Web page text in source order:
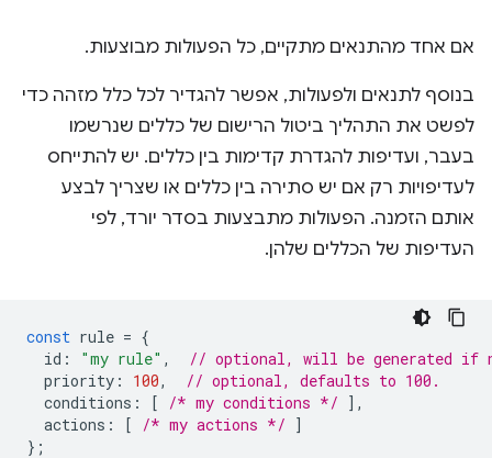
אם אחד מהתנאים מתקיים, כל הפעולות מבוצעות.
בנוסף לתנאים ולפעולות, אפשר להגדיר לכל כלל מזהה כדי
לפשט את התהליך ביטול הרישום של כללים שנרשמו
בעבר, ועדיפות להגדרת קדימות בין כללים. יש להתייחס
לעדיפויות רק אם יש סתירה בין כללים או שצריך לבצע
אותם הזמנה. הפעולות מתבצעות בסדר יורד, לפי
העדיפות של הכללים שלהן.
const rule = {
id : "my rule" ,
// optional, will be generated if
priority : 100,
// optional, defaults to 100.
conditions : [ /* my conditions */ ],
actions : [ /* my actions */ ]
};